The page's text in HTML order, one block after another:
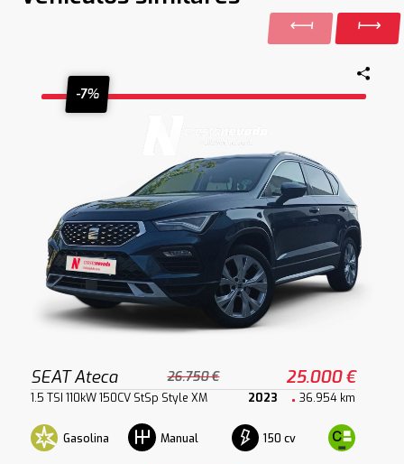
-7%
SEAT Ateca 26.750 € 25.000 €
1.5 TSI 110kW 150CV StSp Style XM 2023 36.954 km
Gasolina Manual 150 cv